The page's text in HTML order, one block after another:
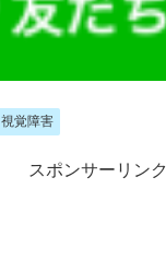
視覚障害
スポンサーリンク